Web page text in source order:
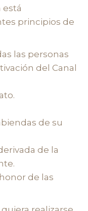
está
principios de
las personas
del Canal
de su
de la
de las